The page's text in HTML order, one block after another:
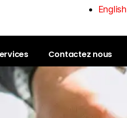
English
Contactez nous